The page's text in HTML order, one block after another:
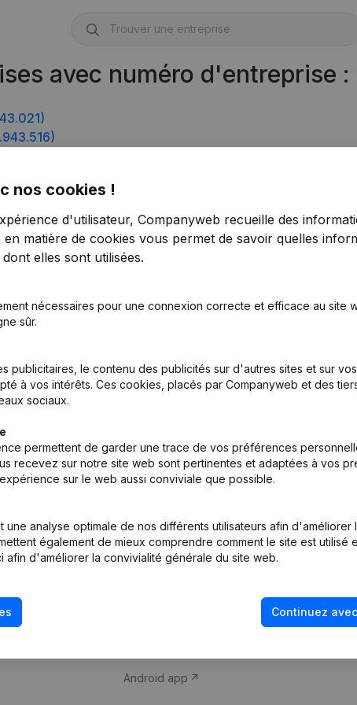
avec numéro d'entreprise
nos cookies !
d'utilisateur, Companyweb recueille des
en matière de cookies vous permet de savoir quelles
elles sont utilisées.
nécessaires pour une connexion correcte et efficace au site
sûr.
publicitaires, le contenu des publicités sur d'autres sites et sur
à vos intérêts. Ces cookies, placés par Companyweb et des
sociaux.
permettent de garder une trace de vos préférences
recevez sur notre site web sont pertinentes et adaptées à vos
sur le web aussi conviviale que possible.
une analyse optimale de nos différents utilisateurs afin
également de mieux comprendre comment le site est utilisé
afin d'améliorer la convivialité générale du site web.
Continuez
Produit
d’entreprise
Monitoring
Android app
fraude
Consulter